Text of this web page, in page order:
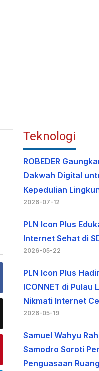
Teknologi
ROBEDER
Dakwah Digital
Kepedulian
2026-07-12
PLN Icon Plus
Internet Sehat di
2026-05-22
PLN Icon Plus
ICONNET di Pulau
Nikmati Internet
2026-05-19
Samuel Wahyu
Samodro Soroti
Penguasaan